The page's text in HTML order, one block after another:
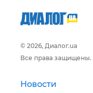
© 2026, Диалог.ua
Все права защищены.
Новости